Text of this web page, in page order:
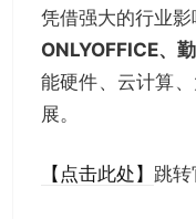
凭借强大的行业
ONLYOFFICE、
能硬件、云计算
展。
【点击此处】 跳转